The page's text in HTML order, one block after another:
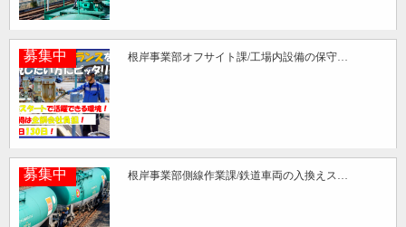
募集中 根岸事業部オフサイト課/工場内設備の保守…
募集中 根岸事業部側線作業課/鉄道車両の入換えス…